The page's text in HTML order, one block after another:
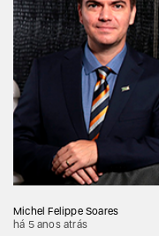
Michel Felippe Soares
há 5 anos atrás